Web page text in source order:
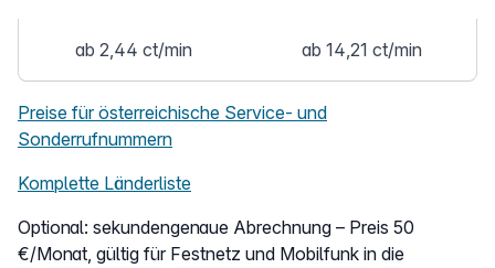
ab 2,44 ct/min ab 14,21 ct/min
Preise für österreichische Service- und
Sonderrufnummern
Komplette Länderliste
Optional: sekundengenaue Abrechnung – Preis 50
€/Monat, gültig für Festnetz und Mobilfunk in die